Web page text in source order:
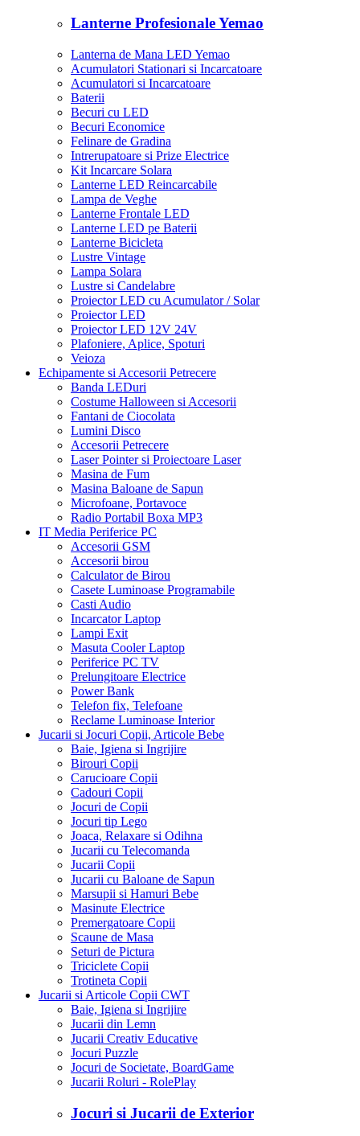
Lanterne Profesionale Yemao
Lanterna de Mana LED Yemao
Acumulatori Stationari si Incarcatoare
Acumulatori si Incarcatoare
Baterii
Becuri cu LED
Becuri Economice
Felinare de Gradina
Intrerupatoare si Prize Electrice
Kit Incarcare Solara
Lanterne LED Reincarcabile
Lampa de Veghe
Lanterne Frontale LED
Lanterne LED pe Baterii
Lanterne Bicicleta
Lustre Vintage
Lampa Solara
Lustre si Candelabre
Proiector LED cu Acumulator / Solar
Proiector LED
Proiector LED 12V 24V
Plafoniere, Aplice, Spoturi
Veioza
Echipamente si Accesorii Petrecere
Banda LEDuri
Costume Halloween si Accesorii
Fantani de Ciocolata
Lumini Disco
Accesorii Petrecere
Laser Pointer si Proiectoare Laser
Masina de Fum
Masina Baloane de Sapun
Microfoane, Portavoce
Radio Portabil Boxa MP3
IT Media Periferice PC
Accesorii GSM
Accesorii birou
Calculator de Birou
Casete Luminoase Programabile
Casti Audio
Incarcator Laptop
Lampi Exit
Masuta Cooler Laptop
Periferice PC TV
Prelungitoare Electrice
Power Bank
Telefon fix, Telefoane
Reclame Luminoase Interior
Jucarii si Jocuri Copii, Articole Bebe
Baie, Igiena si Ingrijire
Birouri Copii
Carucioare Copii
Cadouri Copii
Jocuri de Copii
Jocuri tip Lego
Joaca, Relaxare si Odihna
Jucarii cu Telecomanda
Jucarii Copii
Jucarii cu Baloane de Sapun
Marsupii si Hamuri Bebe
Masinute Electrice
Premergatoare Copii
Scaune de Masa
Seturi de Pictura
Triciclete Copii
Trotineta Copii
Jucarii si Articole Copii CWT
Baie, Igiena si Ingrijire
Jucarii din Lemn
Jucarii Creativ Educative
Jocuri Puzzle
Jocuri de Societate, BoardGame
Jucarii Roluri - RolePlay
Jocuri si Jucarii de Exterior